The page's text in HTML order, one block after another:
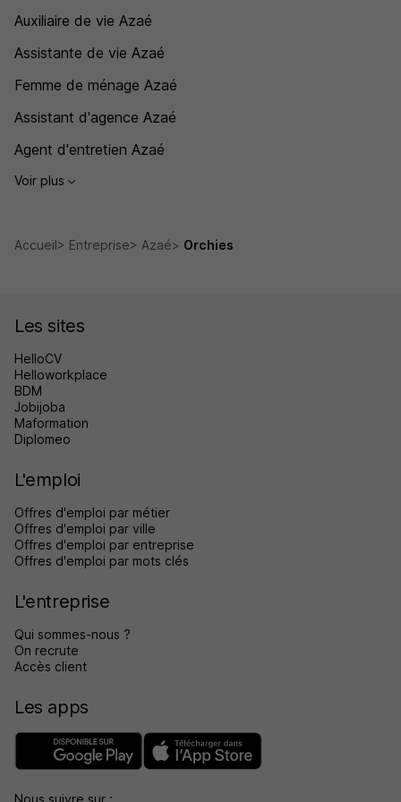
Auxiliaire de vie Azaé
Assistante de vie Azaé
Femme de ménage Azaé
Assistant d'agence Azaé
Agent d'entretien Azaé
Voir plus
Accueil Entreprise Azaé Orchies
Les sites
HelloCV
Helloworkplace
BDM
Jobijoba
Maformation
Diplomeo
L'emploi
Offres d'emploi par métier
Offres d'emploi par ville
Offres d'emploi par entreprise
Offres d'emploi par mots clés
L'entreprise
Qui sommes-nous ?
On recrute
Accès client
Les apps
Nous suivre sur :